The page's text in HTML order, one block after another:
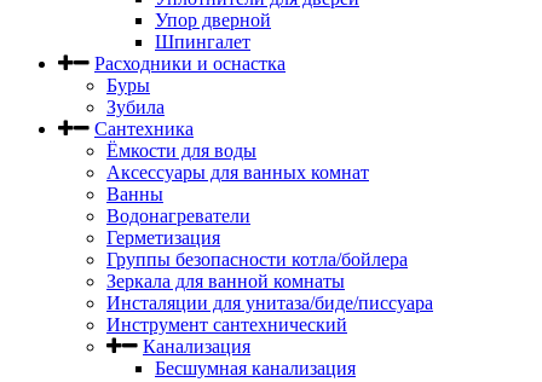
Упор дверной
Шпингалет
Расходники и оснастка
Буры
Зубила
Сантехника
Ёмкости для воды
Аксессуары для ванных комнат
Ванны
Водонагреватели
Герметизация
Группы безопасности котла/бойлера
Зеркала для ванной комнаты
Инсталяции для унитаза/биде/писсуара
Инструмент сантехнический
Канализация
Бесшумная канализация